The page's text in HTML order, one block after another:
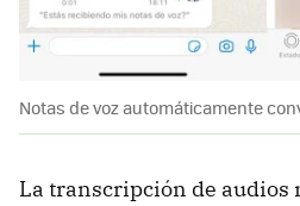
Notas de voz automáticamente
La transcripción de audios